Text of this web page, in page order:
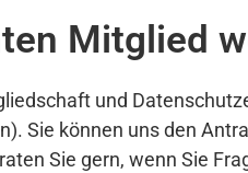
Mitglied
und
Sie können uns den
Sie gern, wenn Sie